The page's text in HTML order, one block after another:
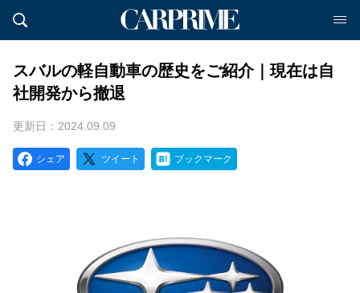
スバルの軽自動車の歴史をご紹介｜現在は自
社開発から撤退
更新日：2024.09.09
シェア ツイート ブックマーク